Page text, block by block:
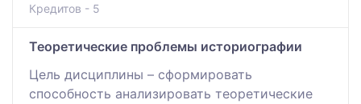
Кредитов - 5
Теоретические проблемы историографии
Цель дисциплины – сформировать
способность анализировать теоретические